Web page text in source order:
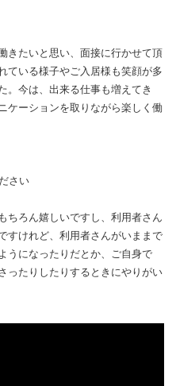
きたいと思い、面接に行かせて頂
ている様子やご入居様も笑顔が多
。今は、出来る仕事も増えてき
ケーションを取りながら楽しく働
さい
ちろん嬉しいですし、利用者さん
すけれど、利用者さんがいままで
うになったりだとか、ご自身で
ったりしたりするときにやりがい